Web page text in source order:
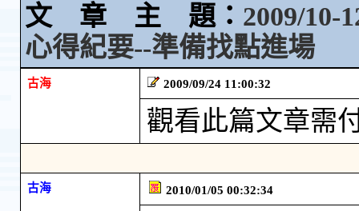
文 章 主 題： 2009/10-
心得紀要--準備找點進場
古海 2009/09/24 11:00:32
觀看此篇文章需
古海 2010/01/05 00:32:34